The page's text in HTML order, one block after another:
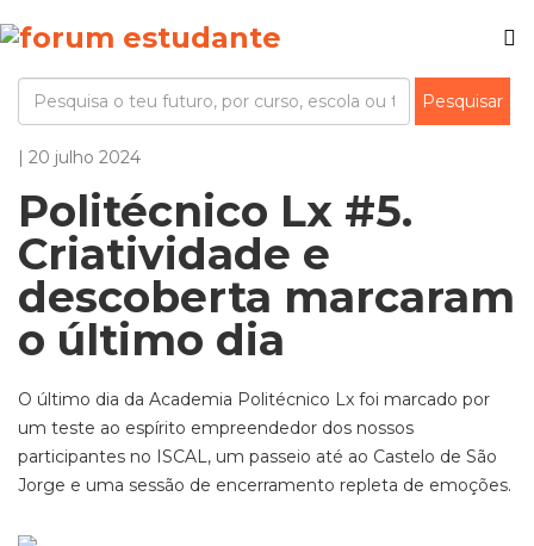
| 20 julho 2024
Politécnico Lx #5.
Criatividade e
descoberta marcaram
o último dia
O último dia da Academia Politécnico Lx foi marcado por
um teste ao espírito empreendedor dos nossos
participantes no ISCAL, um passeio até ao Castelo de São
Jorge e uma sessão de encerramento repleta de emoções.